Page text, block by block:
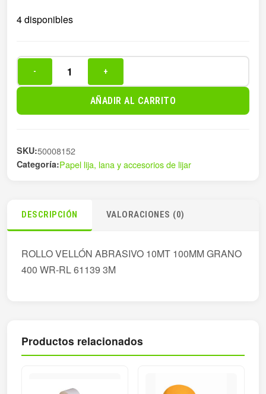
4 disponibles
VELLÓN
cantidad
- +
AÑADIR AL CARRITO
SKU:50008152
Categoría:Papel lija, lana y accesorios de lijar
DESCRIPCIÓN VALORACIONES (0)
ROLLO VELLÓN ABRASIVO 10MT 100MM GRANO
400 WR-RL 61139 3M
Productos relacionados